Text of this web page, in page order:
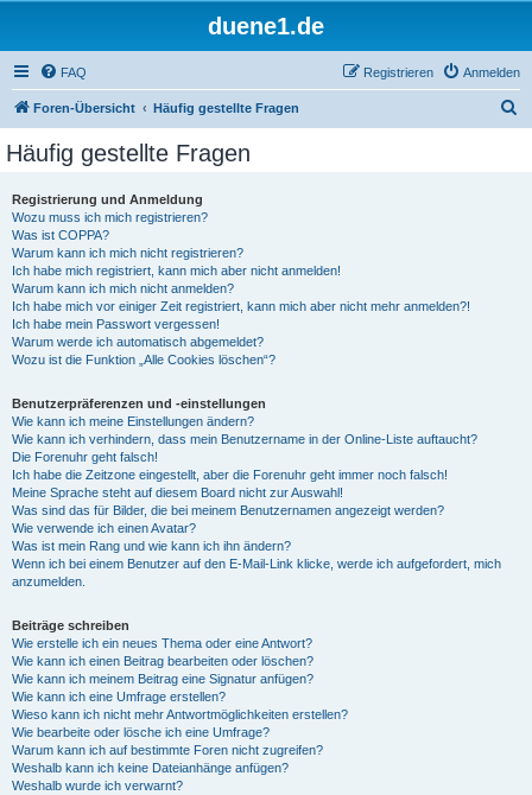
duene1.de
FAQ Anmelden
Registrieren
Foren-Übersicht Häufig gestellte Fragen
Häufig gestellte Fragen
Registrierung und Anmeldung
Wozu muss ich mich registrieren?
Was ist COPPA?
Warum kann ich mich nicht registrieren?
Ich habe mich registriert, kann mich aber nicht anmelden!
Warum kann ich mich nicht anmelden?
Ich habe mich vor einiger Zeit registriert, kann mich aber nicht mehr anmelden?!
Ich habe mein Passwort vergessen!
Warum werde ich automatisch abgemeldet?
Wozu ist die Funktion „Alle Cookies löschen“?
Benutzerpräferenzen und -einstellungen
Wie kann ich meine Einstellungen ändern?
Wie kann ich verhindern, dass mein Benutzername in der Online-Liste auftaucht?
Die Forenuhr geht falsch!
Ich habe die Zeitzone eingestellt, aber die Forenuhr geht immer noch falsch!
Meine Sprache steht auf diesem Board nicht zur Auswahl!
Was sind das für Bilder, die bei meinem Benutzernamen angezeigt werden?
Wie verwende ich einen Avatar?
Was ist mein Rang und wie kann ich ihn ändern?
Wenn ich bei einem Benutzer auf den E-Mail-Link klicke, werde ich aufgefordert, mich
anzumelden.
Beiträge schreiben
Wie erstelle ich ein neues Thema oder eine Antwort?
Wie kann ich einen Beitrag bearbeiten oder löschen?
Wie kann ich meinem Beitrag eine Signatur anfügen?
Wie kann ich eine Umfrage erstellen?
Wieso kann ich nicht mehr Antwortmöglichkeiten erstellen?
Wie bearbeite oder lösche ich eine Umfrage?
Warum kann ich auf bestimmte Foren nicht zugreifen?
Weshalb kann ich keine Dateianhänge anfügen?
Weshalb wurde ich verwarnt?